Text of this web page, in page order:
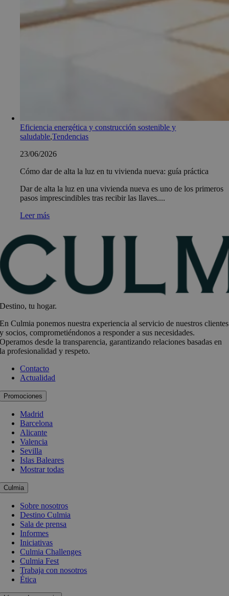
Eficiencia energética y construcción sostenible y
saludable,Tendencias
23/06/2026
Cómo dar de alta la luz en tu vivienda nueva: guía práctica
Dar de alta la luz en una vivienda nueva es uno de los primeros
pasos imprescindibles tras recibir las llaves....
Leer más
Destino, tu hogar.
En Culmia ponemos nuestra experiencia al servicio de nuestros clientes
y socios, comprometiéndonos a responder a sus necesidades.
Operamos desde la transparencia, garantizando relaciones basadas en
la profesionalidad y respeto.
Contacto
Actualidad
Promociones
Madrid
Barcelona
Alicante
Valencia
Sevilla
Islas Baleares
Mostrar todas
Culmia
Sobre nosotros
Destino Culmia
Sala de prensa
Informes
Iniciativas
Culmia Challenges
Culmia Fest
Trabaja con nosotros
Ética